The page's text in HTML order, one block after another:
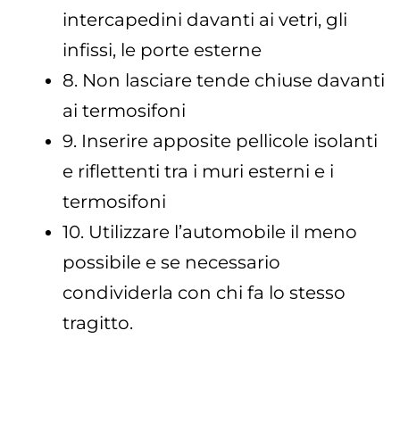
intercapedini davanti ai vetri, gli
infissi, le porte esterne
8. Non lasciare tende chiuse davanti
ai termosifoni
9. Inserire apposite pellicole isolanti
e riflettenti tra i muri esterni e i
termosifoni
10. Utilizzare l’automobile il meno
possibile e se necessario
condividerla con chi fa lo stesso
tragitto.